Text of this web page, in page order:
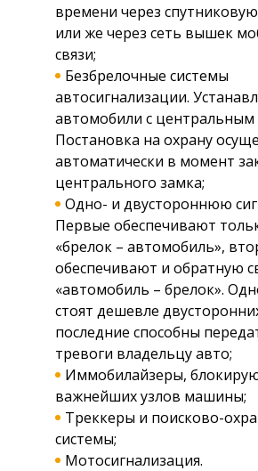
времени через
или же через сеть вышек
связи;
Безбрелочные системы
автосигнализации.
автомобили с центральным
Постановка на охрану
автоматически в момент
центрального замка;
Одно- и двустороннюю
Первые обеспечивают
«брелок – автомобиль»,
обеспечивают и обратную
«автомобиль – брелок».
стоят дешевле
последние способны
тревоги владельцу авто;
Иммобилайзеры,
важнейших узлов машины;
Треккеры и поисково-
системы;
Мотосигнализация.